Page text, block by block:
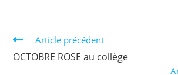
Article précédent
OCTOBRE ROSE au collège